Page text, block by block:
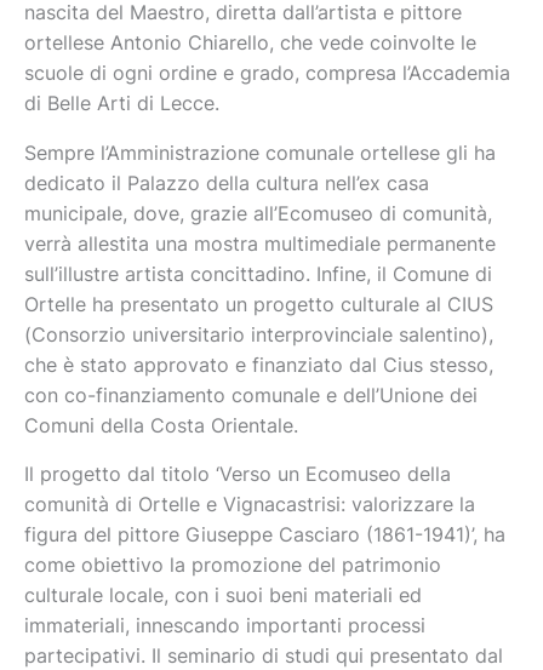
nascita del Maestro, diretta dall’artista e pittore
ortellese Antonio Chiarello, che vede coinvolte le
scuole di ogni ordine e grado, compresa l’Accademia
di Belle Arti di Lecce.
Sempre l’Amministrazione comunale ortellese gli ha
dedicato il Palazzo della cultura nell’ex casa
municipale, dove, grazie all’Ecomuseo di comunità,
verrà allestita una mostra multimediale permanente
sull’illustre artista concittadino. Infine, il Comune di
Ortelle ha presentato un progetto culturale al CIUS
(Consorzio universitario interprovinciale salentino),
che è stato approvato e finanziato dal Cius stesso,
con co-finanziamento comunale e dell’Unione dei
Comuni della Costa Orientale.
Il progetto dal titolo ‘Verso un Ecomuseo della
comunità di Ortelle e Vignacastrisi: valorizzare la
figura del pittore Giuseppe Casciaro (1861-1941)’, ha
come obiettivo la promozione del patrimonio
culturale locale, con i suoi beni materiali ed
immateriali, innescando importanti processi
partecipativi. Il seminario di studi qui presentato dal